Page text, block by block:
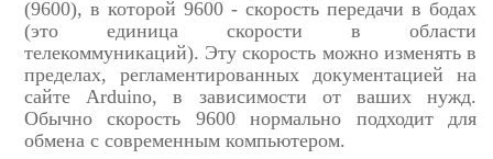
(9600), в которой 9600 - скорость передачи в бодах
(это единица скорости в области
телекоммуникаций). Эту скорость можно изменять в
пределах, регламентированных документацией на
сайте Arduino, в зависимости от ваших нужд.
Обычно скорость 9600 нормально подходит для
обмена с современным компьютером.